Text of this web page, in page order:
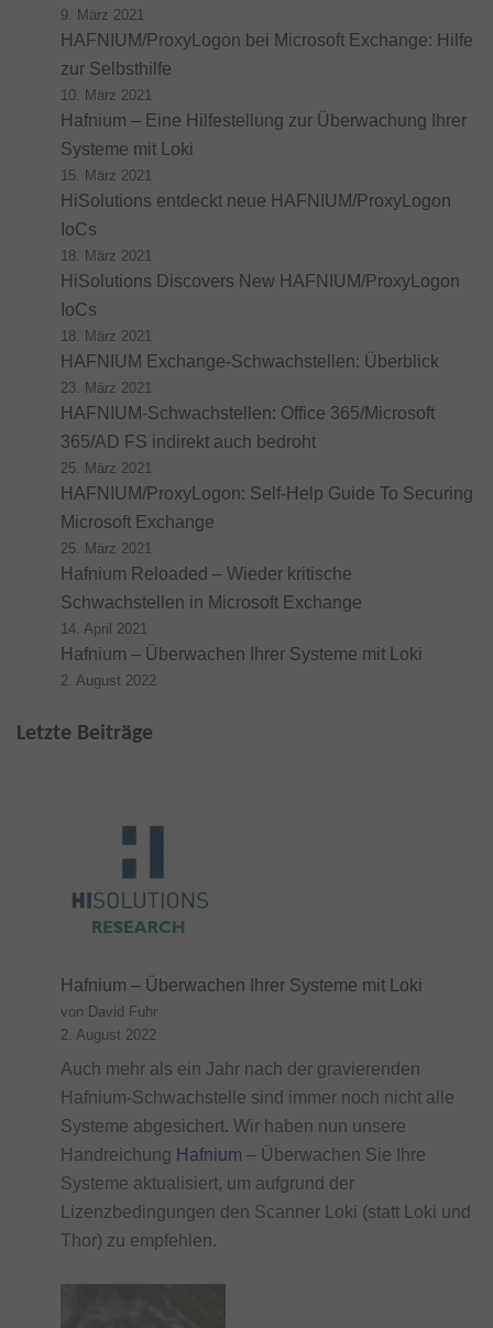
9. März 2021
HAFNIUM/ProxyLogon bei Microsoft Exchange: Hilfe
zur Selbsthilfe
10. März 2021
Hafnium – Eine Hilfestellung zur Überwachung Ihrer
Systeme mit Loki
15. März 2021
HiSolutions entdeckt neue HAFNIUM/ProxyLogon
IoCs
18. März 2021
HiSolutions Discovers New HAFNIUM/ProxyLogon
IoCs
18. März 2021
HAFNIUM Exchange-Schwachstellen: Überblick
23. März 2021
HAFNIUM-Schwachstellen: Office 365/Microsoft
365/AD FS indirekt auch bedroht
25. März 2021
HAFNIUM/ProxyLogon: Self-Help Guide To Securing
Microsoft Exchange
25. März 2021
Hafnium Reloaded – Wieder kritische
Schwachstellen in Microsoft Exchange
14. April 2021
Hafnium – Überwachen Ihrer Systeme mit Loki
2. August 2022
Letzte Beiträge
Hafnium – Überwachen Ihrer Systeme mit Loki
von David Fuhr
2. August 2022
Auch mehr als ein Jahr nach der gravierenden
Hafnium-Schwachstelle sind immer noch nicht alle
Systeme abgesichert. Wir haben nun unsere
Handreichung Hafnium – Überwachen Sie Ihre
Systeme aktualisiert, um aufgrund der
Lizenzbedingungen den Scanner Loki (statt Loki und
Thor) zu empfehlen.